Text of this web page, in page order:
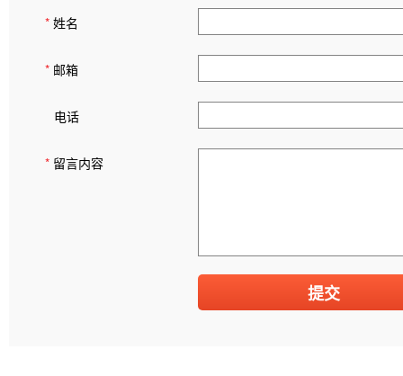
* 姓名
* 邮箱
电话
* 留言内容